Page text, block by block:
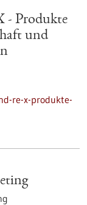
- Produkte
und
re-x-produkte-